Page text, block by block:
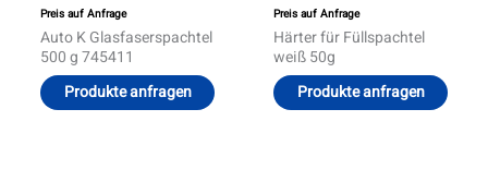
Preis auf Anfrage
Auto K Glasfaserspachtel
500 g 745411
Produkte anfragen
Preis auf Anfrage
Härter für Füllspachtel
weiß 50g
Produkte anfragen